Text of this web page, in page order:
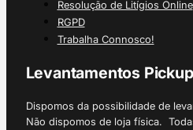
Resolução de Litígios Online
RGPD
Trabalha Connosco!
Levantamentos Pickup
Dispomos da possibilidade de
Não dispomos de loja física.